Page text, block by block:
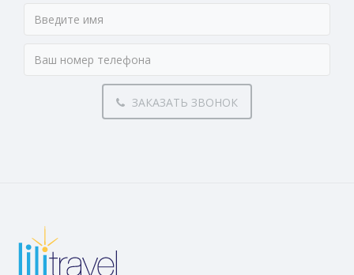
ЗАКАЗАТЬ ЗВОНОК